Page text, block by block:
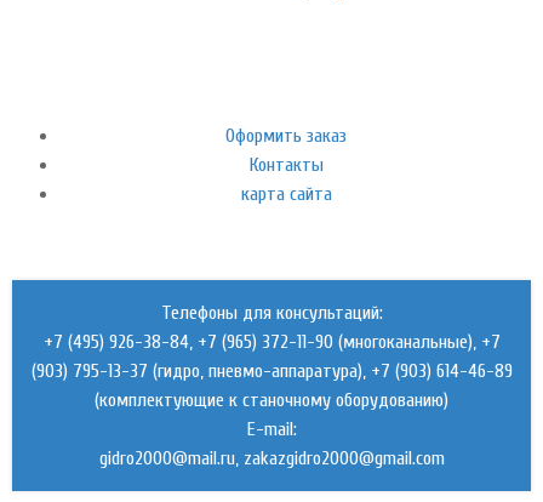
Оформить заказ
Контакты
карта сайта
Телефоны для консультаций:
+7 (495) 926-38-84, +7 (965) 372-11-90 (многоканальные), +7
(903) 795-13-37 (гидро, пневмо-аппаратура), +7 (903) 614-46-89
(комплектующие к станочному оборудованию)
E-mail:
,